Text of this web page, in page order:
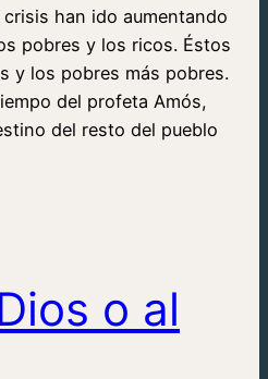
han ido aumentando
pobres y los ricos. Éstos
y los pobres más pobres.
del profeta Amós,
del resto del pueblo
o al